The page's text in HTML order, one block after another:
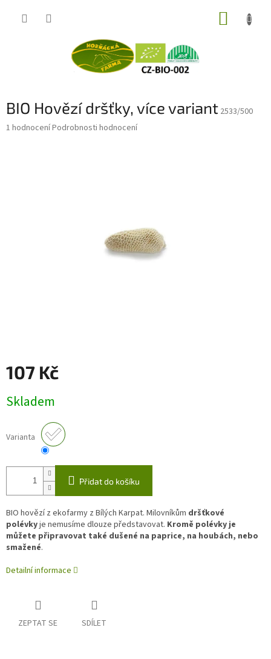
BIO Hovězí dršťky, více variant 2533/500
Průměrné
1 hodnoceníPodrobnosti hodnocení
107 Kč
cena:
Skladem
Varianta
Přidat do košíku
BIO hovězí z ekofarmy z Bílých Karpat. Milovníkům dršťkové
polévkyje nemusíme dlouze představovat. Kromě polévky je
můžete připravovat také dušené na paprice, na houbách, nebo
smažené.
Detailní informace
ZEPTAT SE SDÍLET